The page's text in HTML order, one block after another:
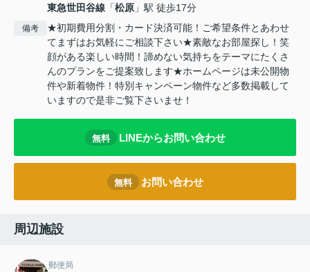
東急世田谷線 「松原 」駅 徒歩17分
備考
★初期費用分割・カード決済可能！ご希望条件とあわせ
てまずはお気軽にご相談下さい★素敵なお部屋探し！笑
顔がある楽しい時間！諦めない気持ちをテーマにたくさ
んのプランをご提案致します★ホームページは未公開物
件や新着物件！特別キャンペーン物件など多数掲載して
いますので是非ご覧下さいませ！
無料 LINEからお問い合わせ
無料 お問い合わせ
周辺施設
郵便局